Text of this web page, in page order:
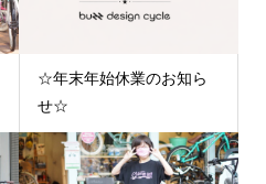
☆年末年始休業のお知ら
せ☆